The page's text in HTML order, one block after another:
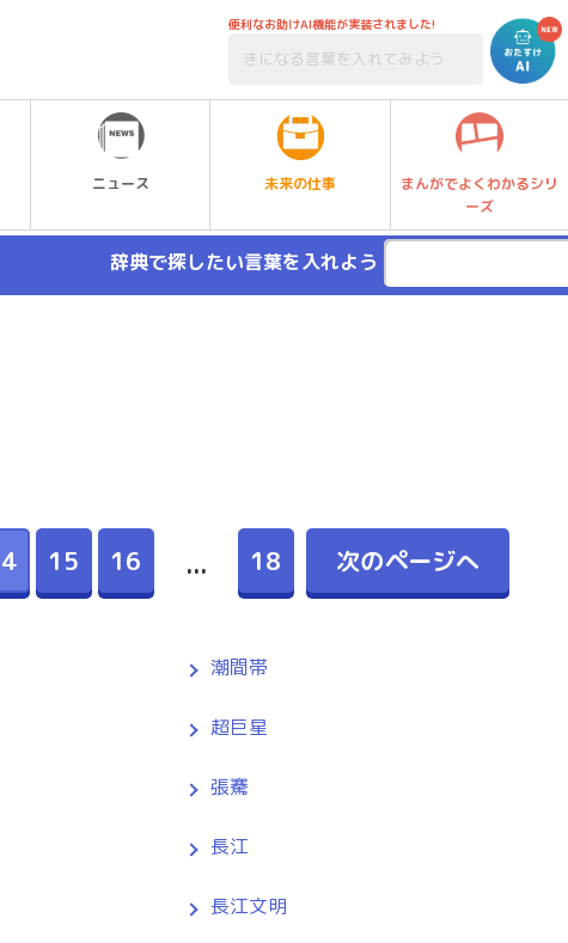
便利なお助けAI機能が実装されました!
ニュース 未来の仕事
まんがでよくわかるシリ
ーズ
辞典で探したい言葉を入れよう
15 16 ... 18 次のページへ
潮間帯
超巨星
張騫
長江
長江文明